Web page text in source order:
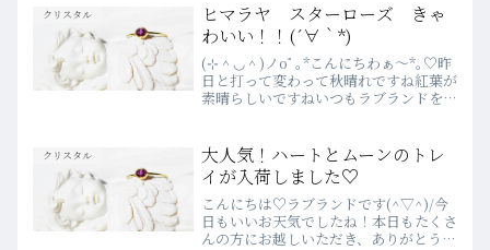
クリスタル
ヒマラヤ スターローズ きゃ
わいい！！(´∀｀*)
(⊹＾◡＾)ノoﾟ｡*こんにちわぁ～*｡♡昨
日と打って変わって秋晴れですね紅葉が
素晴らしいですねいつもラブランドをご
ルバティ産ヒマラヤクリスタルはキング
オブク...
クリスタル
大人気！ハートとムーンのトレ
イが入荷しました♡
こんにちは♡ラブランドです(^▽^)/今
日もいいお天気でしたね！本日もたくさ
んの方にお越しいただき、ありがとうご